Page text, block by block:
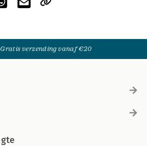
Gratis verzending vanaf €20